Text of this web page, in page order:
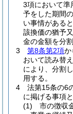
3項において準
予をした期間
い事情がある
該換価の猶予
金の金額を分
3
第8条第2項か
おいて読み替
により、分割
用する。
4
法第15条の6
に掲げる事項と
(1)
市の徴収